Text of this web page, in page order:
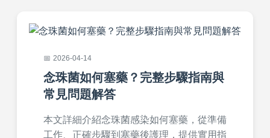
2026-04-14
念珠菌如何塞藥？完整步驟指南與
常見問題解答
本文詳細介紹念珠菌感染如何塞藥，從準備
工作、正確步驟到塞藥後護理，提供實用指